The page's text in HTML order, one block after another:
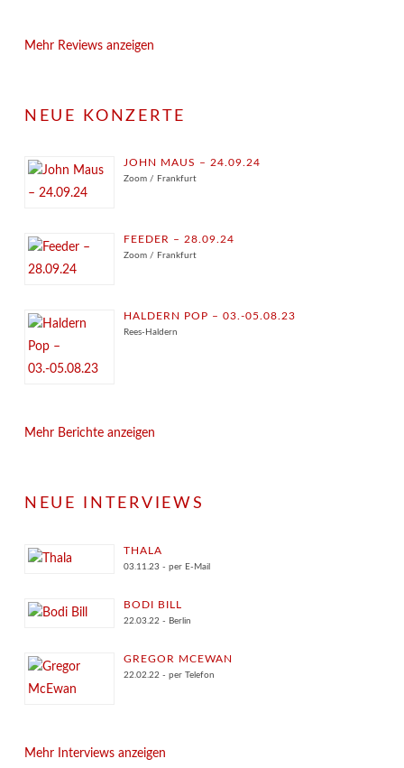
Mehr Reviews anzeigen
NEUE KONZERTE
JOHN MAUS – 24.09.24
Zoom / Frankfurt
FEEDER – 28.09.24
Zoom / Frankfurt
HALDERN POP – 03.-05.08.23
Rees-Haldern
Mehr Berichte anzeigen
NEUE INTERVIEWS
THALA
03.11.23 - per E-Mail
BODI BILL
22.03.22 - Berlin
GREGOR MCEWAN
22.02.22 - per Telefon
Mehr Interviews anzeigen